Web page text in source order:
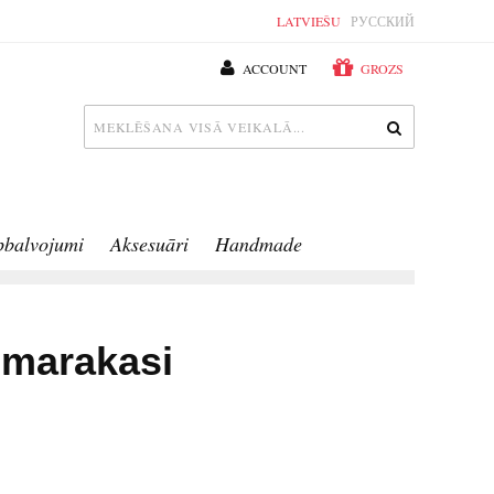
LATVIEŠU РУССКИЙ
ACCOUNT GROZS
Aksesuāri Handmade